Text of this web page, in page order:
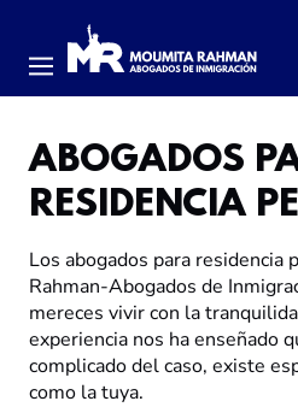
Menú
ABOGADOS
RESIDENCIA
Los abogados para
Rahman-Abogados de
mereces vivir con la
experiencia nos ha enseñado
complicado del caso, existe
como la tuya.